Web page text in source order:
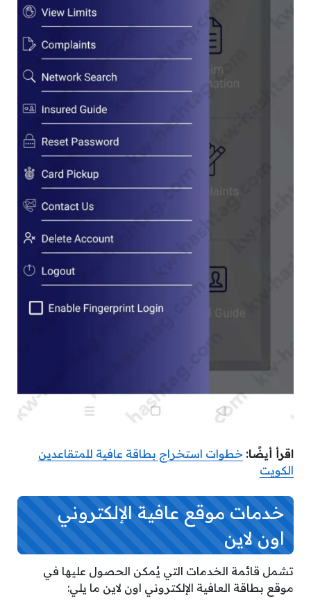
اقرأ أيضًا: خطوات استخراج بطاقة عافية للمتقاعدين
الكويت
خدمات موقع عافية الإلكتروني
اون لاين
تشمل قائمة الخدمات التي يُمكن الحصول عليها في
موقع بطاقة العافية الإلكتروني اون لاين ما يلي: